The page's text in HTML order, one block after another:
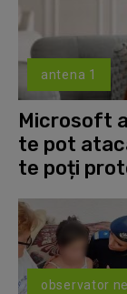
antena 1
Microsoft
te pot
te poți
observator